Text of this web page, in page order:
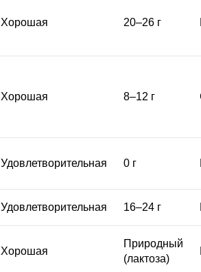
Хорошая 20–26 г
Хорошая 8–12 г
Удовлетворительная 0 г
Удовлетворительная 16–24 г
Хорошая
Природный
(лактоза)